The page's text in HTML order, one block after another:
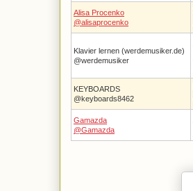
Alisa Procenko
@alisaprocenko
Klavier lernen (werdemusiker.de)
@werdemusiker
KEYBOARDS
@keyboards8462
Gamazda
@Gamazda